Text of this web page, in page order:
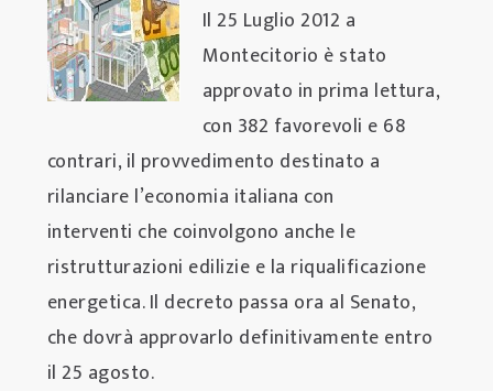
Il 25 Luglio 2012 a
Montecitorio è stato
approvato in prima lettura,
con 382 favorevoli e 68
contrari, il provvedimento destinato a
rilanciare l’economia italiana con
interventi che coinvolgono anche le
ristrutturazioni edilizie e la riqualificazione
energetica. Il decreto passa ora al Senato,
che dovrà approvarlo definitivamente entro
il 25 agosto.